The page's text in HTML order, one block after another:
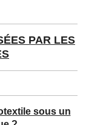
PAR LES
sous un